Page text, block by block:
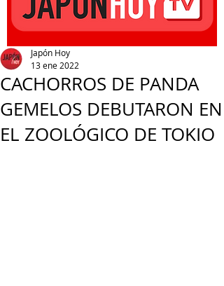
CACHORROS DE PANDA
GEMELOS DEBUTARON EN
EL ZOOLÓGICO DE TOKIO
Japón Hoy
13 ene 2022